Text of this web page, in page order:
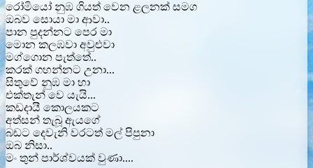
රෝමියෝ නුඹ ගියත් වෙන ළලනක් සමග
ඔබව සොයා මා ආවා..
පාන පුදන්නට පෙර මා
මොන කලඹවා අවුළුවා
මග්ගොන පැත්තේ..
කරක් ගහන්නට උනා...
සිතුවේ නුඹ මා හා
එක්තැන් වෙ යැයි...
කඩදායී කොලයකට
අත්සන් තැබූ ඇයගේ
බඩට දෙවැනි වරටත් මල් පිපුනා
ඔබ නිසා..
මං තුන් පාර්ශ්වයක් වුණා....